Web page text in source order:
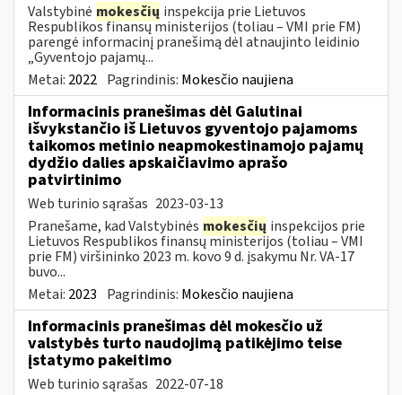
Valstybinė mokesčių inspekcija prie Lietuvos
Respublikos finansų ministerijos (toliau – VMI prie FM)
parengė informacinį pranešimą dėl atnaujinto leidinio
„Gyventojo pajamų...
Metai: 2022 Pagrindinis: Mokesčio naujiena
Informacinis pranešimas dėl Galutinai
išvykstančio iš Lietuvos gyventojo pajamoms
taikomos metinio neapmokestinamojo pajamų
dydžio dalies apskaičiavimo aprašo
patvirtinimo
Web turinio sąrašas 2023-03-13
Pranešame, kad Valstybinės mokesčių inspekcijos prie
Lietuvos Respublikos finansų ministerijos (toliau – VMI
prie FM) viršininko 2023 m. kovo 9 d. įsakymu Nr. VA-17
buvo...
Metai: 2023 Pagrindinis: Mokesčio naujiena
Informacinis pranešimas dėl mokesčio už
valstybės turto naudojimą patikėjimo teise
įstatymo pakeitimo
Web turinio sąrašas 2022-07-18